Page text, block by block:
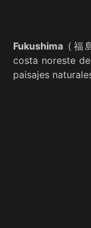
Fukushima (福
costa noreste
paisajes